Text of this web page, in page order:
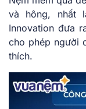
và hông, nhất
Innovation đưa
cho phép người
thích.